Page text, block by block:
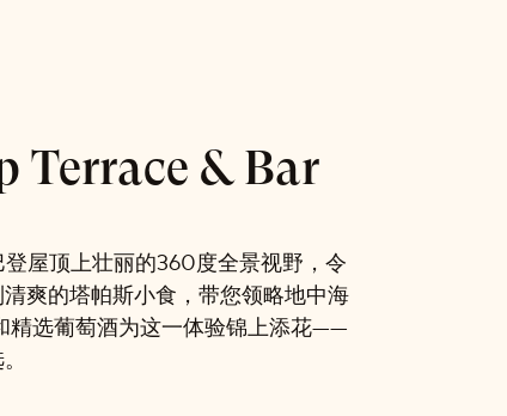
Terrace & Bar
屋顶上壮丽的360度全景视野，令
爽的塔帕斯小食，带您领略地中海
精选葡萄酒为这一体验锦上添花——